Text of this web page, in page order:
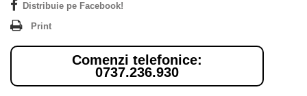
Distribuie pe Facebook!
Print
Comenzi telefonice:
0737.236.930